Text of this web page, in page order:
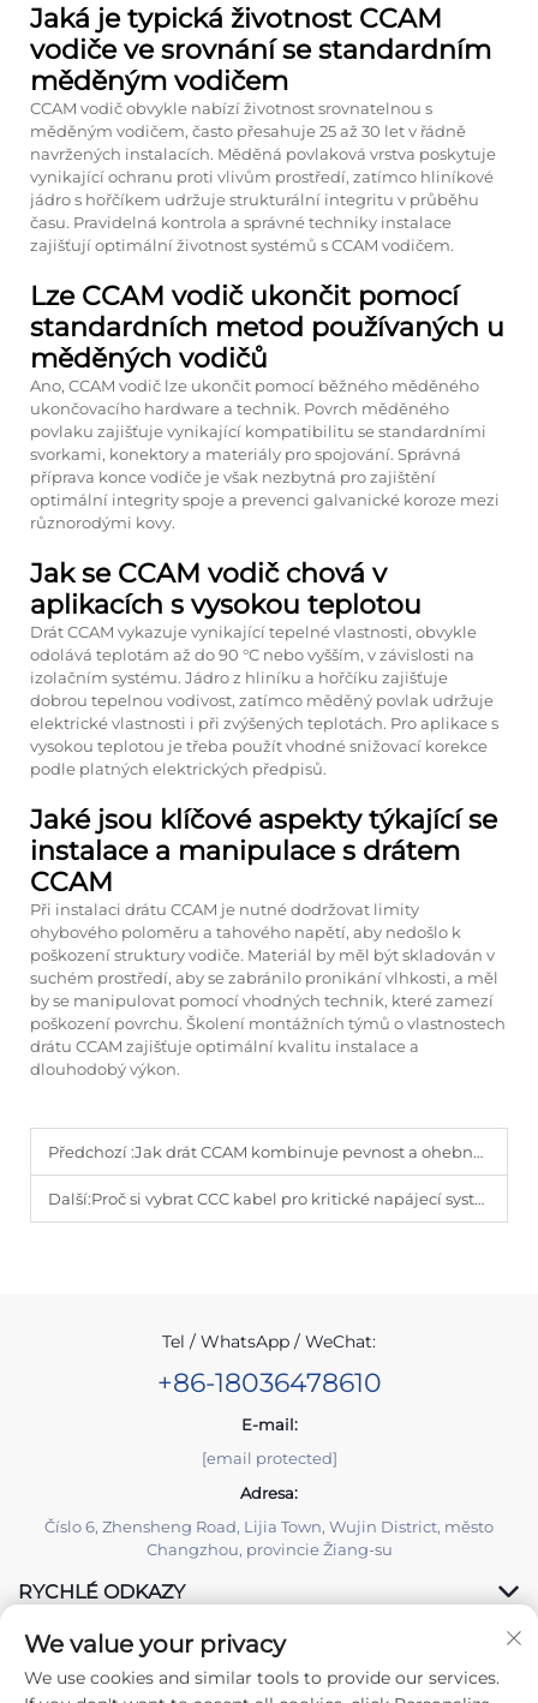
Jaká je typická životnost CCAM
vodiče ve srovnání se standardním
měděným vodičem
CCAM vodič obvykle nabízí životnost srovnatelnou s
měděným vodičem, často přesahuje 25 až 30 let v řádně
navržených instalacích. Měděná povlaková vrstva poskytuje
vynikající ochranu proti vlivům prostředí, zatímco hliníkové
jádro s hořčíkem udržuje strukturální integritu v průběhu
času. Pravidelná kontrola a správné techniky instalace
zajišťují optimální životnost systémů s CCAM vodičem.
Lze CCAM vodič ukončit pomocí
standardních metod používaných u
měděných vodičů
Ano, CCAM vodič lze ukončit pomocí běžného měděného
ukončovacího hardware a technik. Povrch měděného
povlaku zajišťuje vynikající kompatibilitu se standardními
svorkami, konektory a materiály pro spojování. Správná
příprava konce vodiče je však nezbytná pro zajištění
optimální integrity spoje a prevenci galvanické koroze mezi
různorodými kovy.
Jak se CCAM vodič chová v
aplikacích s vysokou teplotou
Drát CCAM vykazuje vynikající tepelné vlastnosti, obvykle
odolává teplotám až do 90 °C nebo vyšším, v závislosti na
izolačním systému. Jádro z hliníku a hořčíku zajišťuje
dobrou tepelnou vodivost, zatímco měděný povlak udržuje
elektrické vlastnosti i při zvýšených teplotách. Pro aplikace s
vysokou teplotou je třeba použít vhodné snižovací korekce
podle platných elektrických předpisů.
Jaké jsou klíčové aspekty týkající se
instalace a manipulace s drátem
CCAM
Při instalaci drátu CCAM je nutné dodržovat limity
ohybového poloměru a tahového napětí, aby nedošlo k
poškození struktury vodiče. Materiál by měl být skladován v
suchém prostředí, aby se zabránilo pronikání vlhkosti, a měl
by se manipulovat pomocí vhodných technik, které zamezí
poškození povrchu. Školení montážních týmů o vlastnostech
drátu CCAM zajišťuje optimální kvalitu instalace a
dlouhodobý výkon.
Předchozí :Jak drát CCAM kombinuje pevnost a ohebnost
Další:Proč si vybrat CCC kabel pro kritické napájecí systémy?
Tel / WhatsApp / WeChat:
+86-18036478610
E-mail:
[email protected]
Adresa:
Číslo 6, Zhensheng Road, Lijia Town, Wujin District, město
Changzhou, provincie Žiang-su
RYCHLÉ ODKAZY
PRODUKTY
We value your privacy
We use cookies and similar tools to provide our services.